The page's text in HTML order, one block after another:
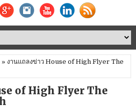
» งานแถลงข่าว House of High Flyer The
of High Flyer The